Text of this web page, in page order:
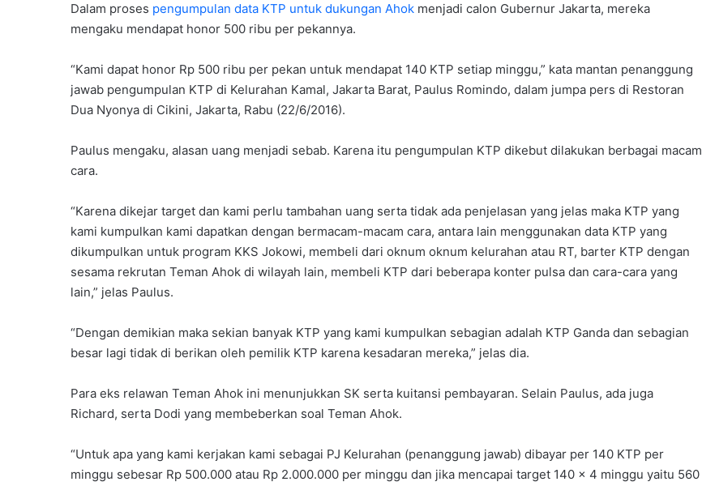
Dalam proses pengumpulan data KTP untuk dukungan Ahok menjadi calon Gubernur Jakarta, mereka
mengaku mendapat honor 500 ribu per pekannya.
“Kami dapat honor Rp 500 ribu per pekan untuk mendapat 140 KTP setiap minggu,” kata mantan penanggung
jawab pengumpulan KTP di Kelurahan Kamal, Jakarta Barat, Paulus Romindo, dalam jumpa pers di Restoran
Dua Nyonya di Cikini, Jakarta, Rabu (22/6/2016).
Paulus mengaku, alasan uang menjadi sebab. Karena itu pengumpulan KTP dikebut dilakukan berbagai macam
cara.
“Karena dikejar target dan kami perlu tambahan uang serta tidak ada penjelasan yang jelas maka KTP yang
kami kumpulkan kami dapatkan dengan bermacam-macam cara, antara lain menggunakan data KTP yang
dikumpulkan untuk program KKS Jokowi, membeli dari oknum oknum kelurahan atau RT, barter KTP dengan
sesama rekrutan Teman Ahok di wilayah lain, membeli KTP dari beberapa konter pulsa dan cara-cara yang
lain,” jelas Paulus.
“Dengan demikian maka sekian banyak KTP yang kami kumpulkan sebagian adalah KTP Ganda dan sebagian
besar lagi tidak di berikan oleh pemilik KTP karena kesadaran mereka,” jelas dia.
Para eks relawan Teman Ahok ini menunjukkan SK serta kuitansi pembayaran. Selain Paulus, ada juga
Richard, serta Dodi yang membeberkan soal Teman Ahok.
“Untuk apa yang kami kerjakan kami sebagai PJ Kelurahan (penanggung jawab) dibayar per 140 KTP per
minggu sebesar Rp 500.000 atau Rp 2.000.000 per minggu dan jika mencapai target 140 x 4 minggu yaitu 560